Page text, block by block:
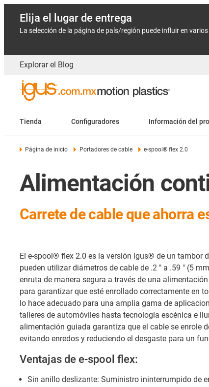
Elija el lugar de entrega
La selección de la página de país/región puede influir en
Explorar el Blog
Tienda Configuradores Información del
Página de inicio Portadores de cable e-spool® flex 2.0
Alimentación
Carrete de cable que ahorra
El e-spool® flex 2.0 es la versión igus® de un tambor
pueden utilizar diámetros de cable de .2 " a .59 " (5
enruta de manera segura a través de una
para garantizar que esté enrollado correctamente en
lo hace adecuado para una amplia gama de
talleres de automóviles hasta tecnología escénica e
alimentación guiada garantiza que el cable se enrole
evitando enredos y reduciendo el desgaste para un
Ventajas de e-spool flex:
Sin anillo deslizante: Suministro ininterrumpido de